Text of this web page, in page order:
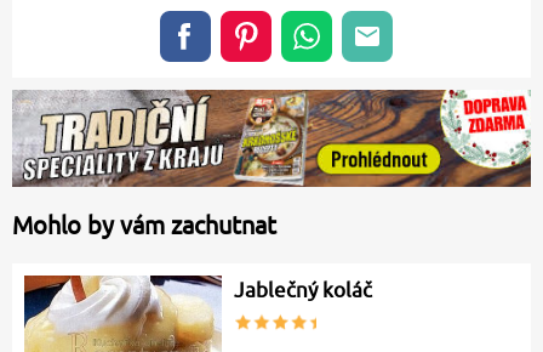
Mohlo by vám zachutnat
Jablečný koláč